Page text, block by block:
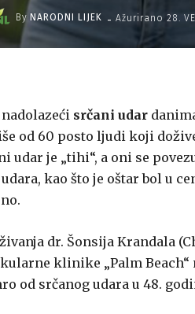
By NARODNI LIJEK - Ažurirano 28.
srčani udar
od 60 posto ljudi koji
je „tihi“, a oni se
kao što je oštar bol u
dr. Šonsija Krandala
klinike „Palm Beach“
od srčanog udara u 48.